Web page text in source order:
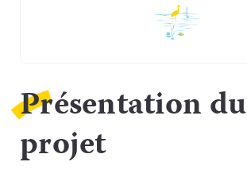
Présentation du
projet